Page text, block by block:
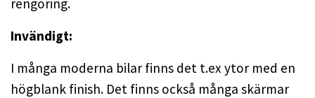
Invändigt:
I många moderna bilar finns det t.ex ytor med en
högblank finish. Det finns också många skärmar